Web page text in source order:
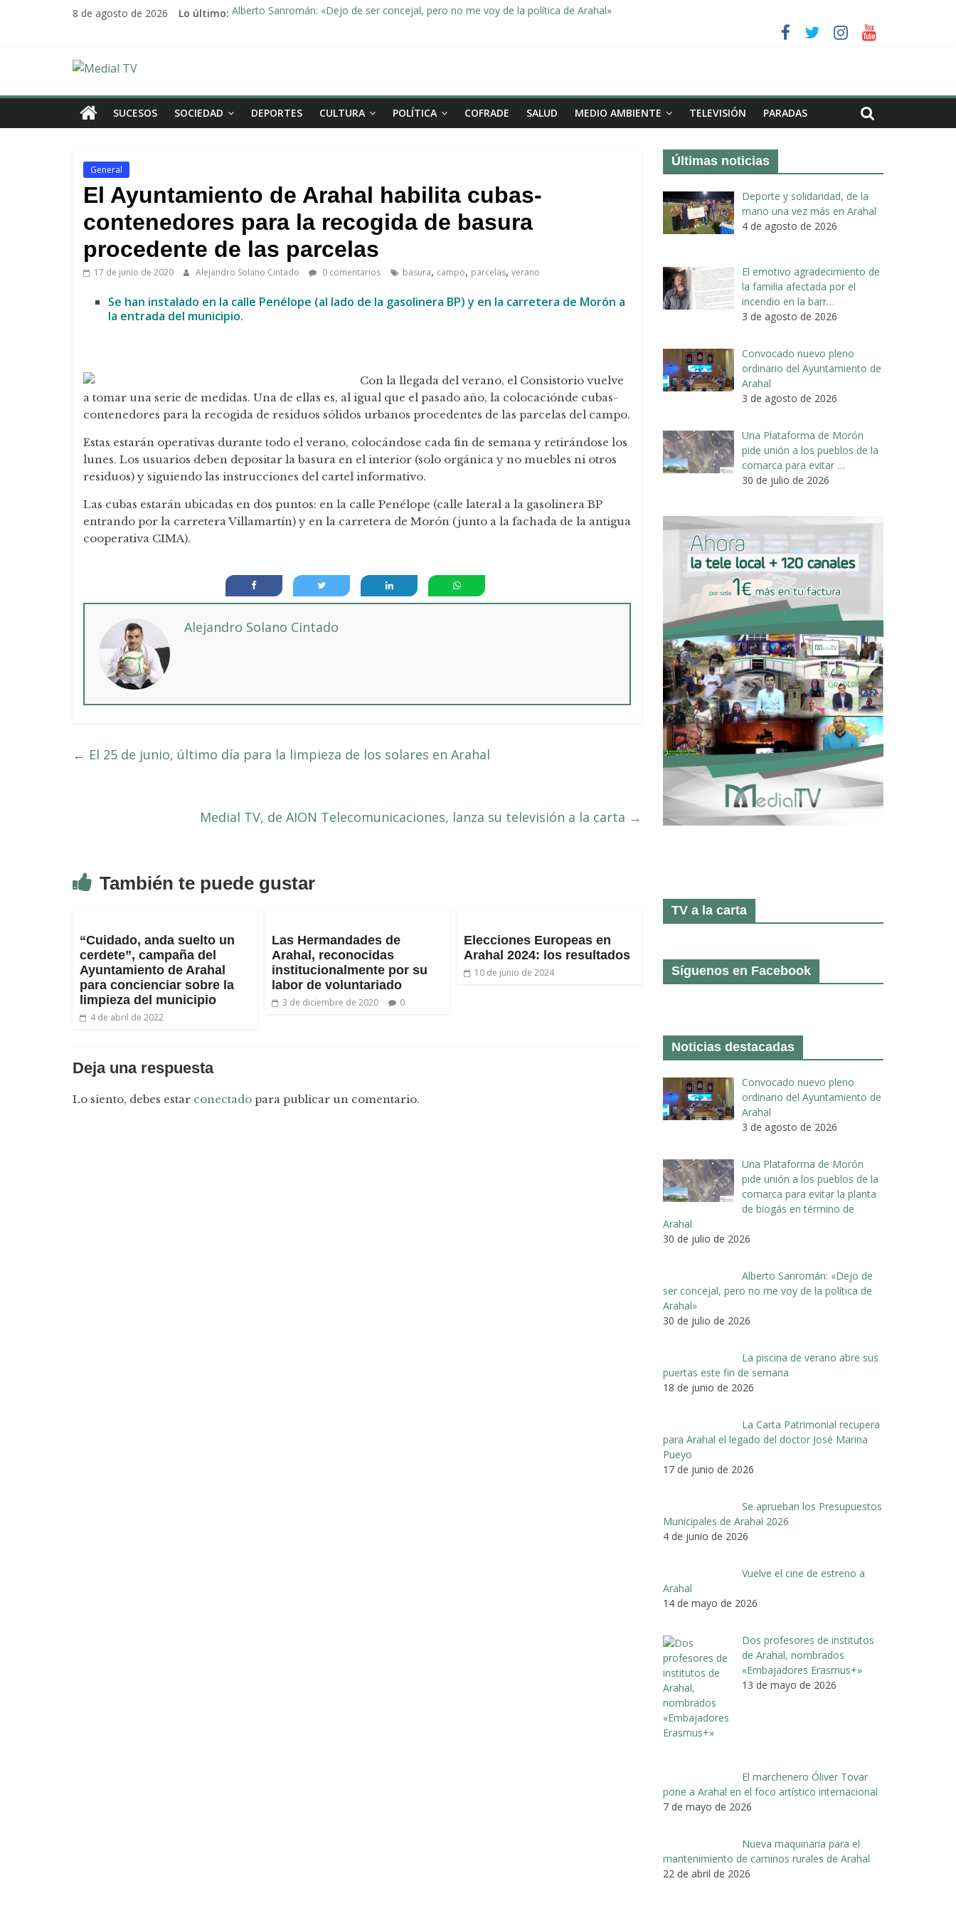
8 de agosto de 2026 Lo último: Alberto Sanromán: «Dejo de ser concejal, pero no me voy de la política de Arahal»
Medial
TV
diario
digital
televisión
de
Arahal
SUCESOS SOCIEDAD DEPORTES CULTURA POLÍTICA COFRADE SALUD MEDIO AMBIENTE TELEVISIÓN PARADAS
General
El Ayuntamiento de Arahal habilita cubas-
contenedores para la recogida de basura
procedente de las parcelas
17 de junio de 2020 Alejandro Solano Cintado 0 comentarios basura, campo, parcelas, verano
Se han instalado en la calle Penélope (al lado de la gasolinera BP) y en la carretera de Morón a
la entrada del municipio.
Con la llegada del verano, el Consistorio vuelve
a tomar una serie de medidas. Una de ellas es, al igual que el pasado año, la colocaciónde cubas-
contenedores para la recogida de residuos sólidos urbanos procedentes de las parcelas del campo.
Estas estarán operativas durante todo el verano, colocándose cada fin de semana y retirándose los
lunes. Los usuarios deben depositar la basura en el interior (solo orgánica y no muebles ni otros
residuos) y siguiendo las instrucciones del cartel informativo.
Las cubas estarán ubicadas en dos puntos: en la calle Penélope (calle lateral a la gasolinera BP
entrando por la carretera Villamartín) y en la carretera de Morón (junto a la fachada de la antigua
cooperativa CIMA).
Alejandro Solano Cintado
← El 25 de junio, último día para la limpieza de los solares en Arahal
Medial TV, de AION Telecomunicaciones, lanza su televisión a la carta →
También te puede gustar
“Cuidado, anda suelto un
cerdete”, campaña del
Ayuntamiento de Arahal
para concienciar sobre la
limpieza del municipio
4 de abril de 2022
Las Hermandades de
Arahal, reconocidas
institucionalmente por su
labor de voluntariado
3 de diciembre de 2020 0
Elecciones Europeas en
Arahal 2024: los resultados
10 de junio de 2024
Deja una respuesta
Lo siento, debes estar conectado para publicar un comentario.
Últimas noticias
Deporte y solidaridad, de la
mano una vez más en Arahal
4 de agosto de 2026
El emotivo agradecimiento de
la familia afectada por el
incendio en la barr…
3 de agosto de 2026
Convocado nuevo pleno
ordinario del Ayuntamiento de
Arahal
3 de agosto de 2026
Una Plataforma de Morón
pide unión a los pueblos de la
comarca para evitar …
30 de julio de 2026
TV a la carta
Síguenos en Facebook
Noticias destacadas
Convocado nuevo pleno
ordinario del Ayuntamiento de
Arahal
3 de agosto de 2026
Una Plataforma de Morón
pide unión a los pueblos de la
comarca para evitar la planta
de biogás en término de
Arahal
30 de julio de 2026
Alberto Sanromán: «Dejo de
ser concejal, pero no me voy de la política de
Arahal»
30 de julio de 2026
La piscina de verano abre sus
puertas este fin de semana
18 de junio de 2026
La Carta Patrimonial recupera
para Arahal el legado del doctor José Marina
Pueyo
17 de junio de 2026
Se aprueban los Presupuestos
Municipales de Arahal 2026
4 de junio de 2026
Vuelve el cine de estreno a
Arahal
14 de mayo de 2026
Dos profesores de institutos
de Arahal, nombrados
«Embajadores Erasmus+»
13 de mayo de 2026
El marchenero Óliver Tovar
pone a Arahal en el foco artístico internacional
7 de mayo de 2026
Nueva maquinaria para el
mantenimiento de caminos rurales de Arahal
22 de abril de 2026